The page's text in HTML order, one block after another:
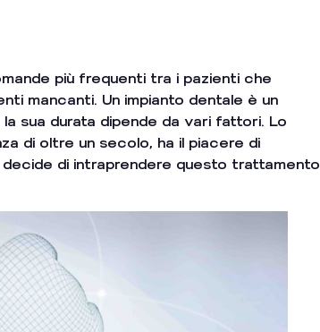
più frequenti tra i pazienti che
mancanti. Un impianto dentale è un
sua durata dipende da vari fattori. Lo
di oltre un secolo, ha il piacere di
di intraprendere questo trattamento